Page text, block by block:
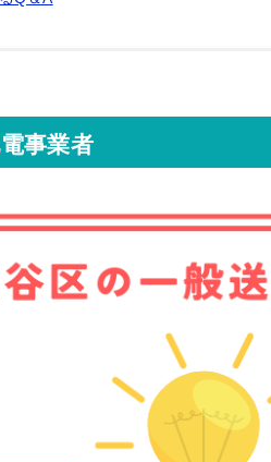
事業者